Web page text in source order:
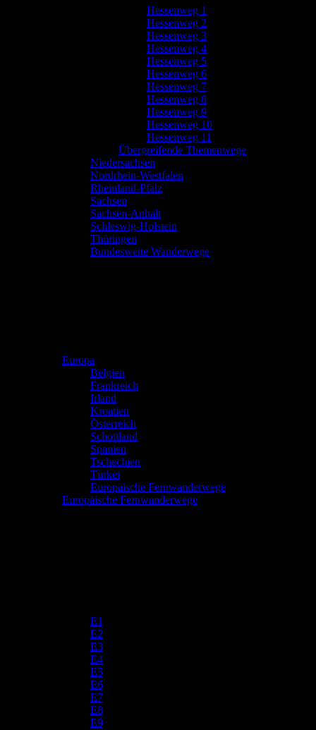
Hessenweg 1
Hessenweg 2
Hessenweg 3
Hessenweg 4
Hessenweg 5
Hessenweg 6
Hessenweg 7
Hessenweg 8
Hessenweg 9
Hessenweg 10
Hessenweg 11
Übergreifende Themenwege
Niedersachsen
Nordrhein-Westfalen
Rheinland-Pfalz
Sachsen
Sachsen-Anhalt
Schleswig-Holstein
Thüringen
Bundesweite Wanderwege
Europa
Belgien
Frankreich
Irland
Kroatien
Österreich
Schottland
Spanien
Tschechien
Türkei
Europäische Fernwanderwege
Europäische Fernwanderwege
E1
E2
E3
E4
E5
E6
E7
E8
E9